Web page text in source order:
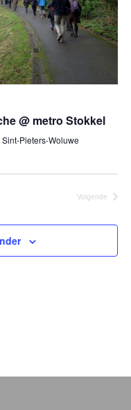
@ metro Stokkel
Pieters-Woluwe
Volgende